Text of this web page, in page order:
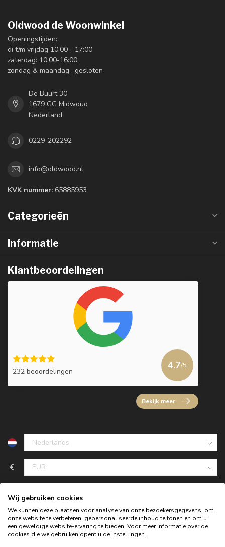
Oldwood de Woonwinkel
Openingstijden:
di t/m vrijdag 10:00 - 17:00
zaterdag: 10:00-16:00
zondag & maandag : gesloten
De Buurt 30
1679 GG Midwoud
Nederland
0229-202292
info@oldwood.nl
KVK nummer: 65885953
Categorieën
Informatie
Klantbeoordelingen
232 beoordelingen
4.7/5
Bekijk meer
€
Wij gebruiken cookies
We kunnen deze plaatsen voor analyse van onze bezoekersgegevens, om
onze website te verbeteren, gepersonaliseerde inhoud te tonen en om u
een geweldige website-ervaring te bieden. Voor meer informatie over de
cookies die we gebruiken opent u de instellingen.